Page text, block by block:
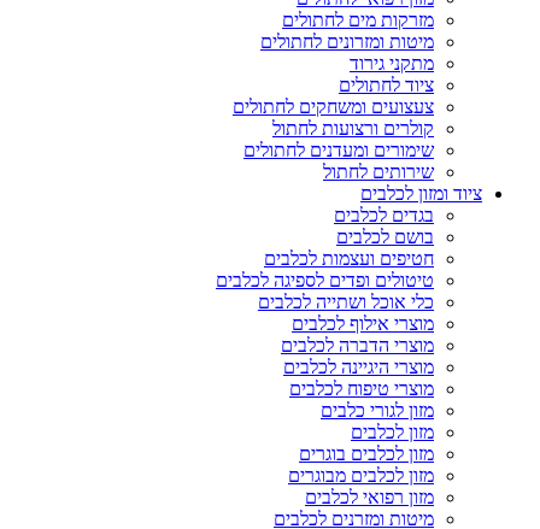
מזרקות מים לחתולים
מיטות ומזרונים לחתולים
מתקני גירוד
ציוד לחתולים
צעצועים ומשחקים לחתולים
קולרים ורצועות לחתול
שימורים ומעדנים לחתולים
שירותים לחתול
ציוד ומזון לכלבים
בגדים לכלבים
בושם לכלבים
חטיפים ועצמות לכלבים
טיטולים ופדים לספיגה לכלבים
כלי אוכל ושתייה לכלבים
מוצרי אילוף לכלבים
מוצרי הדברה לכלבים
מוצרי היגיינה לכלבים
מוצרי טיפוח לכלבים
מזון לגורי כלבים
מזון לכלבים
מזון לכלבים בוגרים
מזון לכלבים מבוגרים
מזון רפואי לכלבים
מיטות ומזרנים לכלבים